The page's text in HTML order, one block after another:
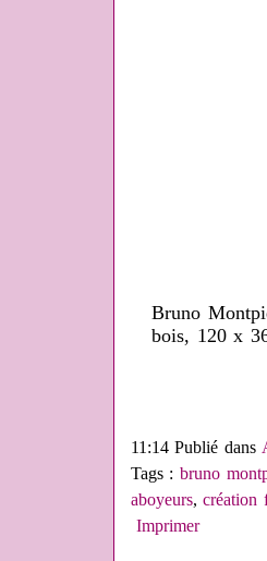
Bruno
bois, 120 x
11:14 Publié dans
Tags :bruno
aboyeurs,création
Imprimer